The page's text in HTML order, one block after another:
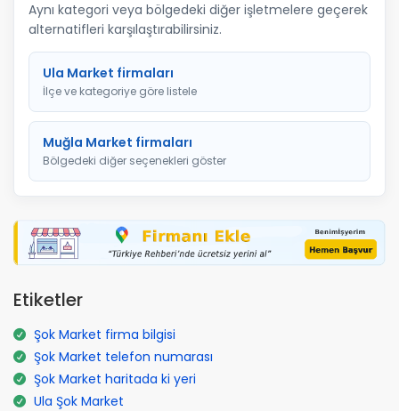
Aynı kategori veya bölgedeki diğer işletmelere geçerek
alternatifleri karşılaştırabilirsiniz.
Ula Market firmaları
İlçe ve kategoriye göre listele
Muğla Market firmaları
Bölgedeki diğer seçenekleri göster
Etiketler
Şok Market firma bilgisi
Şok Market telefon numarası
Şok Market haritada ki yeri
Ula Şok Market